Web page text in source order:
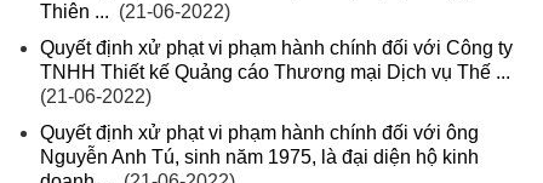
Thiên ... (21-06-2022)
Quyết định xử phạt vi phạm hành chính đối với Công ty
TNHH Thiết kế Quảng cáo Thương mại Dịch vụ Thế ...
(21-06-2022)
Quyết định xử phạt vi phạm hành chính đối với ông
Nguyễn Anh Tú, sinh năm 1975, là đại diện hộ kinh